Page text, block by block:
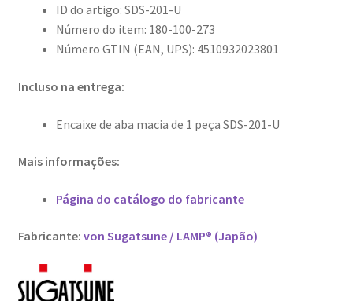
ID do artigo: SDS-201-U
Número do item: 180-100-273
Número GTIN (EAN, UPS): 4510932023801
Incluso na entrega:
Encaixe de aba macia de 1 peça SDS-201-U
Mais informações:
Página do catálogo do fabricante
Fabricante: von Sugatsune / LAMP® (Japão)